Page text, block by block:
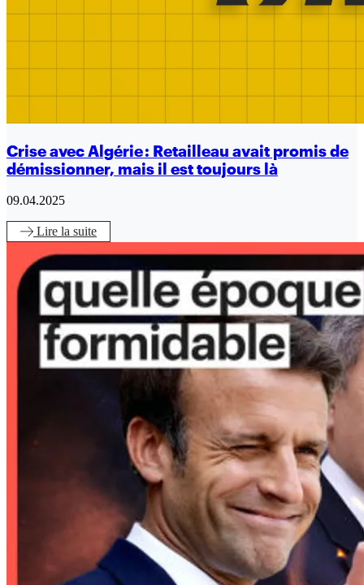
Crise avec Algérie : Retailleau avait promis de
démissionner, mais il est toujours là
09.04.2025
Lire la suite